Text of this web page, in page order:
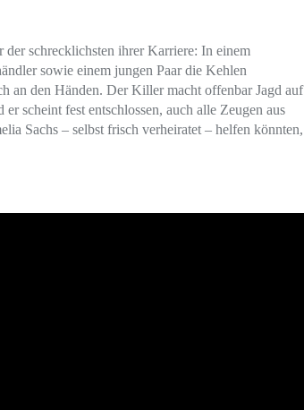
schrecklichsten ihrer Karriere: In einem
sowie einem jungen Paar die Kehlen
an den Händen. Der Killer macht offenbar Jagd auf
scheint fest entschlossen, auch alle Zeugen aus
Sachs – selbst frisch verheiratet – helfen könnten,